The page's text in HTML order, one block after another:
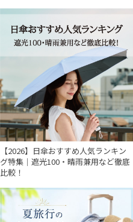
【2026】日傘おすすめ人気ランキン
グ特集｜遮光100・晴雨兼用など徹底
比較！